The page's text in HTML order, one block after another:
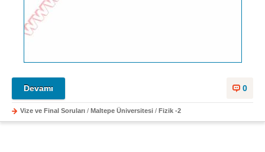
0
Devamı
Vize ve Final Soruları / Maltepe Üniversitesi / Fizik -2